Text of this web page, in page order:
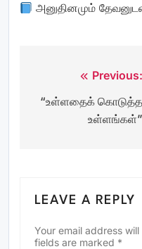
அனுதினமும்
navigation
Previous:
“உள்ளதைக் கொடுத்த
உள்ளங்கள்”
LEAVE A REPLY
Your email address
fields are marked *